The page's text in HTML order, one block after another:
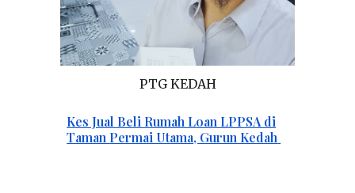
PTG KEDAH
Kes Jual Beli Rumah Loan LPPSA di
Taman Permai Utama, Gurun Kedah